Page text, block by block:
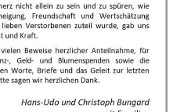
n
n
e
r
n